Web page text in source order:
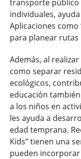
transporte público
individuales,
Aplicaciones como
para planear
Además, al
como separar
ecológicos,
educación
a los niños en
les ayuda a
edad temprana.
Kids” tienen una
pueden incorporar